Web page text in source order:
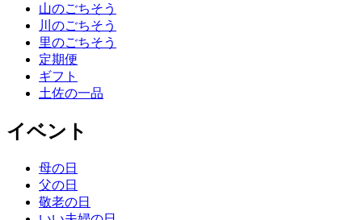
山のごちそう
川のごちそう
里のごちそう
定期便
ギフト
土佐の一品
イベント
母の日
父の日
敬老の日